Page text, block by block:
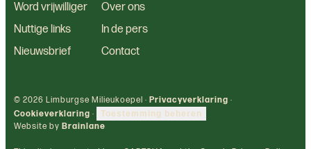
Word vrijwilliger
Over ons
Nuttige links
In de pers
Nieuwsbrief
Contact
© 2026 Limburgse Milieukoepel · Privacyverklaring ·
Cookieverklaring · Toestemming beheren
Website by Brainlane